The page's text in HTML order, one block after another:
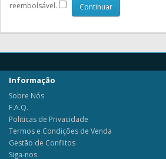
reembolsável.
Informação
Sobre Nós
F.A.Q.
Politicas de Privacidade
Termos e Condições de Venda
Gestão de Conflitos
Siga-nos